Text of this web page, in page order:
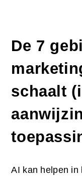
De 7
schaalt
AI kan helpen in